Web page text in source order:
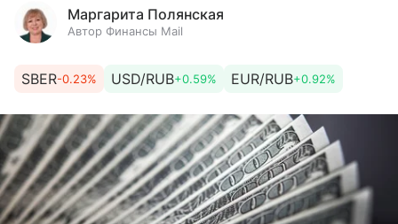
Маргарита Полянская
Автор Финансы Mail
SBER-0.23% USD/RUB+0.59% EUR/RUB+0.92%